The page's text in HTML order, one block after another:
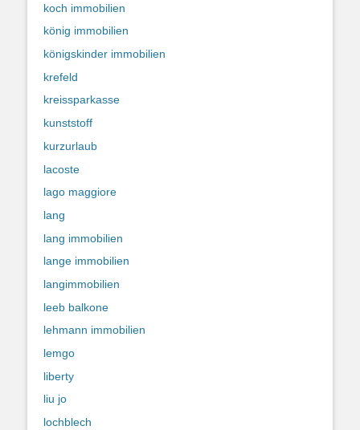
koch immobilien
könig immobilien
königskinder immobilien
krefeld
kreissparkasse
kunststoff
kurzurlaub
lacoste
lago maggiore
lang
lang immobilien
lange immobilien
langimmobilien
leeb balkone
lehmann immobilien
lemgo
liberty
liu jo
lochblech